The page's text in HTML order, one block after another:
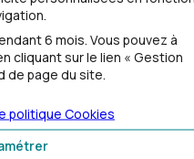
Trouver une agence
6 mois. Vous pouvez à
cliquant sur le lien « Gestion
de page du site.
politique Cookies